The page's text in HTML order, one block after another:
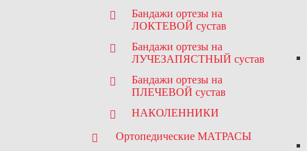
Бандажиортезына
ЛОКТЕВОЙ сустав
Бандажиортезына
ЛУЧЕЗАПЯСТНЫЙ сустав
Бандажиортезына
ПЛЕЧЕВОЙ сустав
НАКОЛЕННИКИ
Ортопедические МАТРАСЫ